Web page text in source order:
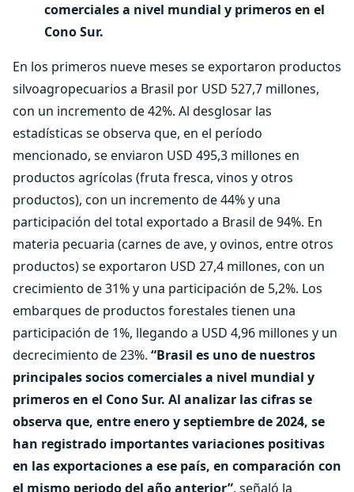
comerciales a nivel mundial y primeros en el
Cono Sur.
En los primeros nueve meses se exportaron productos
silvoagropecuarios a Brasil por USD 527,7 millones,
con un incremento de 42%. Al desglosar las
estadísticas se observa que, en el período
mencionado, se enviaron USD 495,3 millones en
productos agrícolas (fruta fresca, vinos y otros
productos), con un incremento de 44% y una
participación del total exportado a Brasil de 94%. En
materia pecuaria (carnes de ave, y ovinos, entre otros
productos) se exportaron USD 27,4 millones, con un
crecimiento de 31% y una participación de 5,2%. Los
embarques de productos forestales tienen una
participación de 1%, llegando a USD 4,96 millones y un
decrecimiento de 23%. “Brasil es uno de nuestros
principales socios comerciales a nivel mundial y
primeros en el Cono Sur. Al analizar las cifras se
observa que, entre enero y septiembre de 2024, se
han registrado importantes variaciones positivas
en las exportaciones a ese país, en comparación con
el mismo periodo del año anterior”, señaló la